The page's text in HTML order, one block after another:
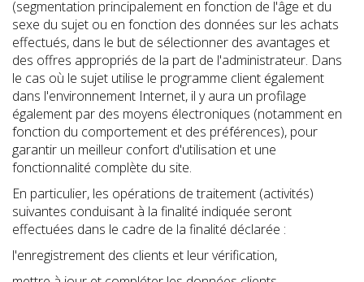
(segmentation principalement en fonction de l'âge et du
sexe du sujet ou en fonction des données sur les achats
effectués, dans le but de sélectionner des avantages et
des offres appropriés de la part de l'administrateur. Dans
le cas où le sujet utilise le programme client également
dans l'environnement Internet, il y aura un profilage
également par des moyens électroniques (notamment en
fonction du comportement et des préférences), pour
garantir un meilleur confort d'utilisation et une
fonctionnalité complète du site.
En particulier, les opérations de traitement (activités)
suivantes conduisant à la finalité indiquée seront
effectuées dans le cadre de la finalité déclarée :
l'enregistrement des clients et leur vérification,